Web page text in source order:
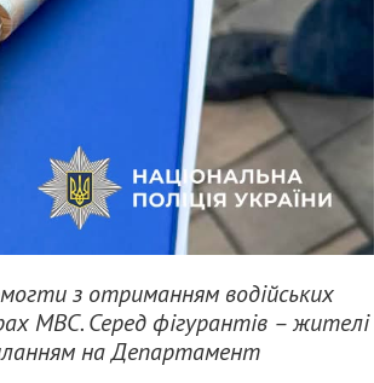
з отриманням водійських
МВС. Серед фігурантів – жителі
на Департамент